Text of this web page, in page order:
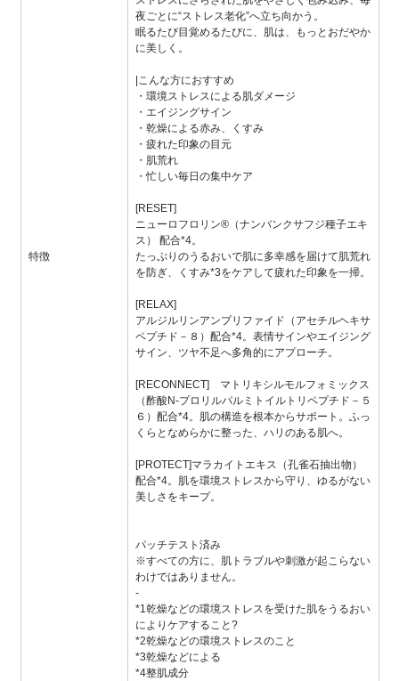
特徴
夜ごとに“ストレス老化”へ立ち向かう。
眠るたび目覚めるたびに、肌は、もっとおだやか
に美しく。
|こんな方におすすめ
・環境ストレスによる肌ダメージ
・エイジングサイン
・乾燥による赤み、くすみ
・疲れた印象の目元
・肌荒れ
・忙しい毎日の集中ケア
[RESET]
ニューロフロリン®（ナンバンクサフジ種子エキ
ス） 配合*4。
たっぷりのうるおいで肌に多幸感を届けて肌荒れ
を防ぎ、くすみ*3をケアして疲れた印象を一掃。
[RELAX]
アルジルリンアンプリファイド（アセチルヘキサ
ペプチド－８）配合*4。表情サインやエイジング
サイン、ツヤ不足へ多角的にアプローチ。
[RECONNECT] マトリキシルモルフォミックス
（酢酸N-プロリルパルミトイルトリペプチド－５
６）配合*4。肌の構造を根本からサポート。ふっ
くらとなめらかに整った、ハリのある肌へ。
[PROTECT]マラカイトエキス（孔雀石抽出物）
配合*4。肌を環境ストレスから守り、ゆるがない
美しさをキープ。
パッチテスト済み
※すべての方に、肌トラブルや刺激が起こらない
わけではありません。
-
*1乾燥などの環境ストレスを受けた肌をうるおい
によりケアすること?
*2乾燥などの環境ストレスのこと
*3乾燥などによる
*4整肌成分